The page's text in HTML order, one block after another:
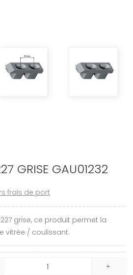
GRISE GAU01232
frais de port
grise, ce produit permet la
vitrée / coulissant.